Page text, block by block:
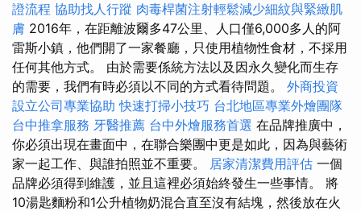
證流程 協助找人行蹤 肉毒桿菌注射輕鬆減少細紋與緊緻肌
膚 2016年，在距離波爾多47公里、人口僅6,000多人的阿
雷斯小鎮，他們開了一家餐廳，只使用植物性食材，不採用
任何其他方式。 由於需要係統方法以及因永久變化而生存
的需要，我們有時必須以不同的方式看待問題。 外商投資
設立公司專業協助 快速打掃小技巧 台北地區專業外燴團隊
台中推拿服務 牙醫推薦 台中外燴服務首選 在品牌推廣中，
你必須出現在畫面中，在聯合樂團中更是如此，因為與藝術
家一起工作、與誰拍照並不重要。 居家清潔費用評估 一個
品牌必須得到維護，並且這裡必須始終發生一些事情。 將
10湯匙麵粉和1公升植物奶混合直至沒有結塊，然後放在火